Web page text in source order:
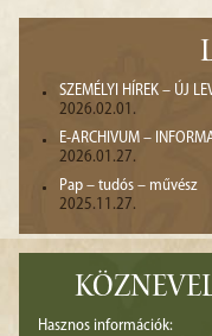
SZEMÉLYI HÍREK – ÚJ
2026.02.01.
E-ARCHIVUM –
2026.01.27.
Pap – tudós – művész
2025.11.27.
Hasznos információk: